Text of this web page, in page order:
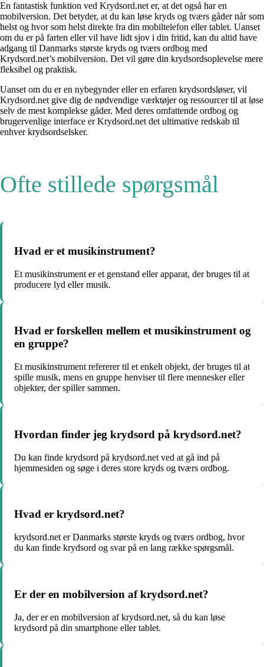
En fantastisk funktion ved Krydsord.net er, at det også har en
mobilversion. Det betyder, at du kan løse kryds og tværs gåder når som
helst og hvor som helst direkte fra din mobiltelefon eller tablet. Uanset
om du er på farten eller vil have lidt sjov i din fritid, kan du altid have
adgang til Danmarks største kryds og tværs ordbog med
Krydsord.net’s mobilversion. Det vil gøre din krydsordsoplevelse mere
fleksibel og praktisk.
Uanset om du er en nybegynder eller en erfaren krydsordsløser, vil
Krydsord.net give dig de nødvendige værktøjer og ressourcer til at løse
selv de mest komplekse gåder. Med deres omfattende ordbog og
brugervenlige interface er Krydsord.net det ultimative redskab til
enhver krydsordselsker.
Ofte stillede spørgsmål
Hvad er et musikinstrument?
Et musikinstrument er et genstand eller apparat, der bruges til at
producere lyd eller musik.
Hvad er forskellen mellem et musikinstrument og
en gruppe?
Et musikinstrument refererer til et enkelt objekt, der bruges til at
spille musik, mens en gruppe henviser til flere mennesker eller
objekter, der spiller sammen.
Hvordan finder jeg krydsord på krydsord.net?
Du kan finde krydsord på krydsord.net ved at gå ind på
hjemmesiden og søge i deres store kryds og tværs ordbog.
Hvad er krydsord.net?
krydsord.net er Danmarks største kryds og tværs ordbog, hvor
du kan finde krydsord og svar på en lang række spørgsmål.
Er der en mobilversion af krydsord.net?
Ja, der er en mobilversion af krydsord.net, så du kan løse
krydsord på din smartphone eller tablet.